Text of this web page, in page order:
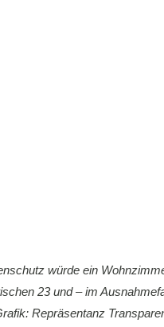
würde ein
23 und – im
Repräsentanz